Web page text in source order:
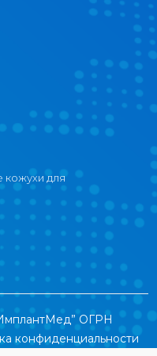
для
ОГРН
конфиденциальности